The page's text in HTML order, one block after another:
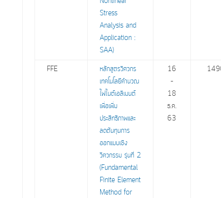
Stress
Analysis and
Application :
SAA)
FFE
หลักสูตรวิศวกร
เทคโนโลยีคำนวณ
ไฟไนต์เอลิเมนต์
เพื่อเพิ่ม
ประสิทธิภาพและ
ลดต้นทุนการ
ออกแบบเชิง
วิศวกรรม รุ่นที่ 2
(Fundamental
Finite Element
Method for
16
–
18
ธ.ค.
63